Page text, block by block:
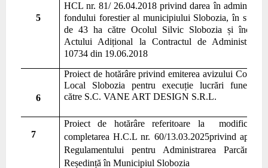
5
HCL nr. 81/ 26.04.2018 privind darea în
fondului forestier al municipiului Slobozia, în
de 43 ha către Ocolul Silvic Slobozia și
Actului Adițional la Contractul de Administrare
10734 din 19.06.2018
6
Proiect de hotărâreprivind emiterea avizului
Local Slobozia pentru execuție lucrări funerare
către S.C. VANE ART DESIGN S.R.L.
7
Proiect de hotărârereferitoare la
completarea H.C.L nr. 60/13.03.2025privind
Regulamentului pentru Administrarea Parcărilor
Reședință în Municipiul Slobozia